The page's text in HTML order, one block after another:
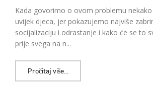
Kada govorimo o ovom problemu
uvijek djeca, jer pokazujemo najviše
socijalizaciju i odrastanje i kako će se to
prije svega na n...
Pročitaj više...